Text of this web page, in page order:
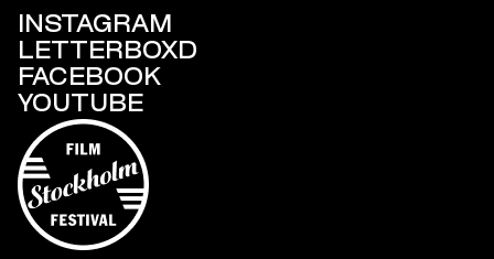
INSTAGRAM
LETTERBOXD
FACEBOOK
YOUTUBE